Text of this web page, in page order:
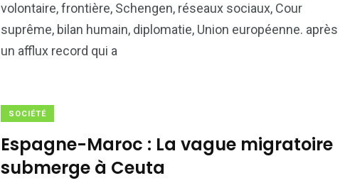
volontaire, frontière, Schengen, réseaux sociaux, Cour
suprême, bilan humain, diplomatie, Union européenne. après
un afflux record qui a
SOCIÉTÉ
Espagne-Maroc : La vague migratoire
submerge à Ceuta